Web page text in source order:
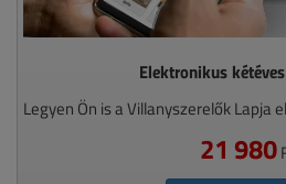
Elektronikus
Legyen Ön is a Villanyszerelők Lapja
21 980